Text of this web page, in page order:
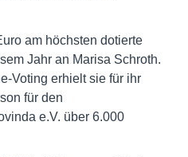
am höchsten dotierte
Jahr an Marisa Schroth.
Voting erhielt sie für ihr
für den
e.V. über 6.000